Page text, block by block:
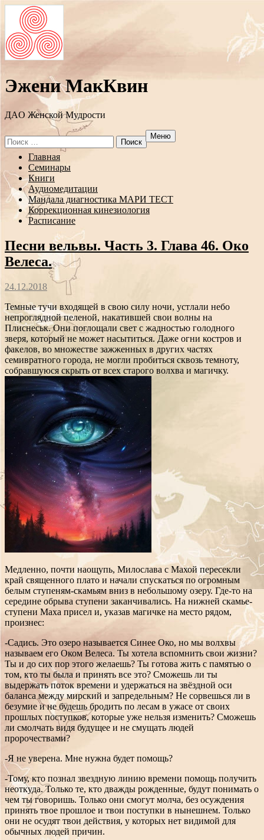
Эжени МакКвин
ДAO Женской Мудрости
Search
for:
Меню
Перейти
содержанию
Главная
Семинары
Книги
Аудиомедитации
Мандала диагностика МАРИ ТЕСТ
Коррекционная кинезиология
Расписание
Песни вельвы. Часть 3. Глава 46. Око
Велеса.
24.12.2018
Темные тучи входящей в свою силу ночи, устлали небо
непроглядной пеленой, накатившей свои волны на
Плиснеськ. Они поглощали свет с жадностью голодного
зверя, который не может насытиться. Даже огни костров и
факелов, во множестве зажженных в других частях
семивратного города, не могли пробиться сквозь темноту,
собравшуюся скрыть от всех старого волхва и магичку.
Медленно, почти наощупь, Милослава с Махой пересекли
край священного плато и начали спускаться по огромным
белым ступеням-скамьям вниз в небольшому озеру. Где-то на
середине обрыва ступени заканчивались. На нижней скамье-
ступени Маха присел и, указав магичке на место рядом,
произнес:
-Садись. Это озеро называется Синее Око, но мы волхвы
называем его Оком Велеса. Ты хотела вспомнить свои жизни?
Ты и до сих пор этого желаешь? Ты готова жить с памятью о
том, кто ты была и принять все это? Сможешь ли ты
выдержать поток времени и удержаться на звёздной оси
баланса между мирский и запредельным? Не сорвешься ли в
безумие и не будешь бродить по лесам в ужасе от своих
прошлых поступков, которые уже нельзя изменить? Сможешь
ли смолчать видя будущее и не смущать людей
пророчествами?
-Я не уверена. Мне нужна будет помощь?
-Тому, кто познал звездную линию времени помощь получить
неоткуда. Только те, кто дважды рожденные, будут понимать о
чем ты говоришь. Только они смогут молча, без осуждения
принять твое прошлое и твои поступки в нынешнем. Только
они не осудят твои действия, у которых нет видимой для
обычных людей причин.